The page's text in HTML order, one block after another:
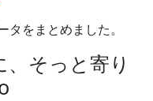
をまとめました。
そっと寄り